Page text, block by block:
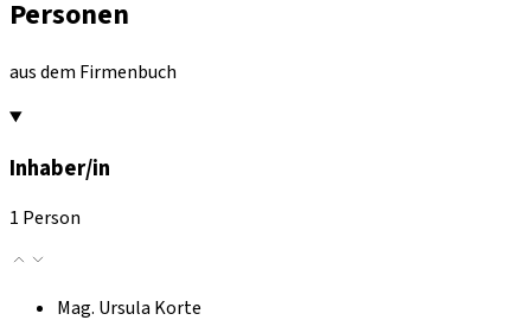
Personen
aus dem Firmenbuch
Inhaber/in
1 Person
Mag. Ursula Korte